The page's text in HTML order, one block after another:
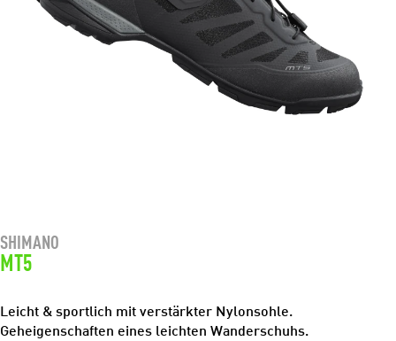
SHIMANO
MT5
Leicht & sportlich mit verstärkter Nylonsohle.
Geheigenschaften eines leichten Wanderschuhs.